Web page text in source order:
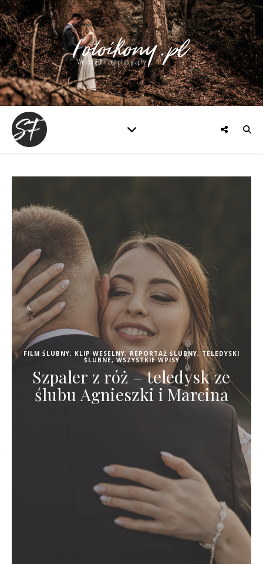
FILM ŚLUBNY, KLIP WESELNY,REPORTAŻ ŚLUBNY,TELEDYSKI
ŚLUBNE, WSZYSTKIE WPISY
Szpaler z róż – teledysk ze
ślubu Agnieszki i Marcina